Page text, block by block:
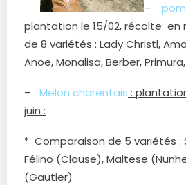
–
plantation le 15/02, récolte en
de 8 variétés : Lady Christl,
Anoe, Monalisa, Berber,
– Melon charentais :
juin :
* Comparaison de 5 variétés :
Félino (Clause), Maltese
(Gautier)